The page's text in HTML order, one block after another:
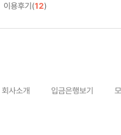
이용후기(12)
회사소개 입금은행보기